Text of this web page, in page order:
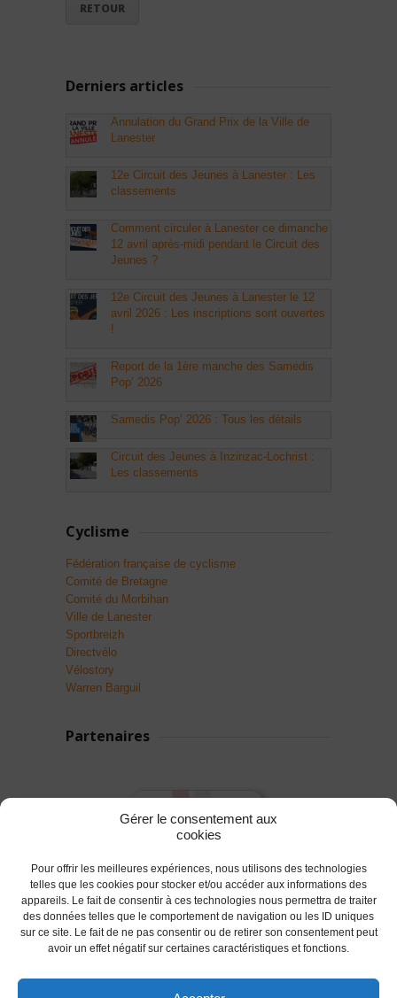
Gérer le consentement aux
cookies
Pour offrir les meilleures expériences, nous utilisons des technologies
telles que les cookies pour stocker et/ou accéder aux informations des
appareils. Le fait de consentir à ces technologies nous permettra de traiter
des données telles que le comportement de navigation ou les ID uniques
sur ce site. Le fait de ne pas consentir ou de retirer son consentement peut
avoir un effet négatif sur certaines caractéristiques et fonctions.
RETOUR
Derniers articles
Annulation du Grand Prix de la Ville de
Lanester
12e Circuit des Jeunes à Lanester : Les
classements
Comment circuler à Lanester ce dimanche
12 avril après-midi pendant le Circuit des
Jeunes ?
12e Circuit des Jeunes à Lanester le 12
avril 2026 : Les inscriptions sont ouvertes
!
Report de la 1ère manche des Samedis
Pop’ 2026
Samedis Pop’ 2026 : Tous les détails
Circuit des Jeunes à Inzinzac-Lochrist :
Les classements
Cyclisme
Fédération française de cyclisme
Comité de Bretagne
Comité du Morbihan
Ville de Lanester
Sportbreizh
Directvélo
Vélostory
Warren Barguil
Partenaires